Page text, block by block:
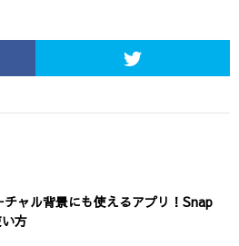
ャル背景にも使えるアプリ！Snap
方